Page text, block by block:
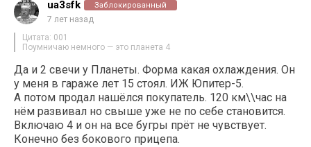
ua3sfk Заблокированный
7 лет назад
Цитата: 001
Поумничаю немного — это планета 4
Да и 2 свечи у Планеты. Форма какая охлаждения. Он
у меня в гараже лет 15 стоял. ИЖ Юпитер-5.
А потом продал нашёлся покупатель. 120 км\\час на
нём развивал но свыше уже не по себе становится.
Включаю 4 и он на все бугры прёт не чувствует.
Конечно без бокового прицепа.